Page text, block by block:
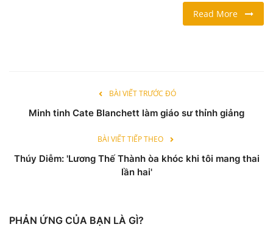
Ngôn ngữ
Vietnamese
Read More
BÀI VIẾT TRƯỚC ĐÓ
Minh tinh Cate Blanchett làm giáo sư thỉnh giảng
BÀI VIẾT TIẾP THEO
Thúy Diễm: 'Lương Thế Thành òa khóc khi tôi mang thai
lần hai'
PHẢN ỨNG CỦA BẠN LÀ GÌ?